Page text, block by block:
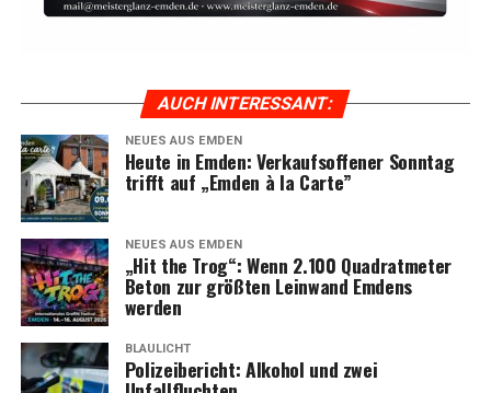
AUCH INTER­ES­SANT:
NEUES AUS EMDEN
Heu­te in Emden: Ver­kaufs­of­fe­ner Sonn­tag
trifft auf „Emden à la Carte”
NEUES AUS EMDEN
„Hit the Trog“: Wenn 2.100 Qua­drat­me­ter
Beton zur größ­ten Lein­wand Emdens
werden
BLAULICHT
Poli­zei­be­richt: Alko­hol und zwei